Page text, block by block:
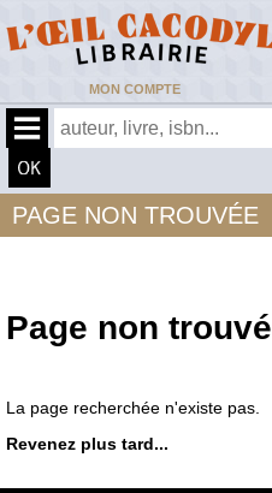
MON COMPTE
PAGE NON TROUVÉE
Page non trouvé
La page recherchée n'existe pas.
Revenez plus tard...